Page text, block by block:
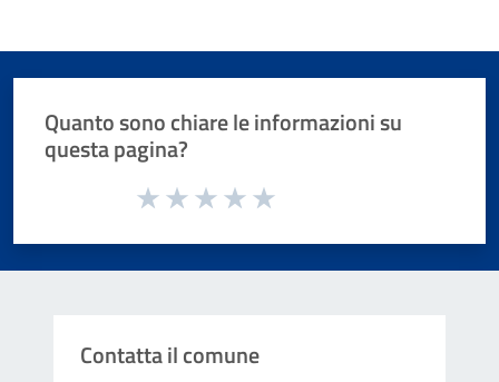
Quanto sono chiare le informazioni su
questa pagina?
Valuta da 1 a 5 stelle la pagina
Contatta il comune